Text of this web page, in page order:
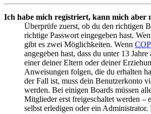
Ich habe mich registriert, kann mich aber
Überprüfe zuerst, ob du den richtigen
richtige Passwort eingegeben hast.
gibt es zwei Möglichkeiten. Wenn
angegeben hast, dass du unter 13
einer deiner Eltern oder deiner
Anweisungen folgen, die du erhalten
der Fall ist, muss dein Benutzerkonto
werden. Bei einigen Boards müssen
Mitglieder erst freigeschaltet werden –
selbst erledigen oder ein